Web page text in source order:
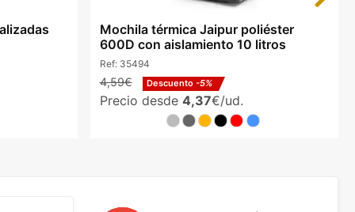
Mochila térmica Jaipur poliéster
600D con aislamiento 10 litros
Ref: 35494
4,59€ Descuento -5%
Precio desde 4,37€/ud.